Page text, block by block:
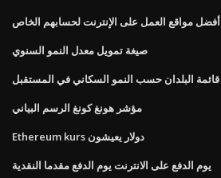
أفضل مواقع العمل على الإنترنت لحسابهم الخاص
صيغة تمويل معدل النمو السنوي
قائمة البلدان حسب النمو السكاني في المستقبل
مؤشر هونغ كونغ الرسم البياني
Ethereum kurs دولار يعيشون
يوم الدفع على الانترنت يوم الدفع مقدما النقدية